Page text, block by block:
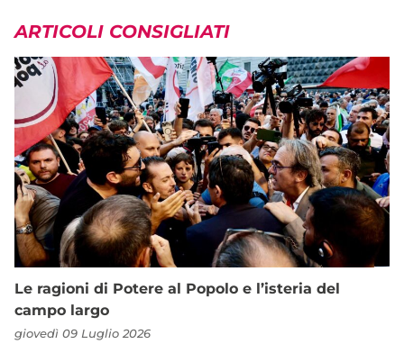
ARTICOLI CONSIGLIATI
Le ragioni di Potere al Popolo e l’isteria del
campo largo
giovedì 09 Luglio 2026